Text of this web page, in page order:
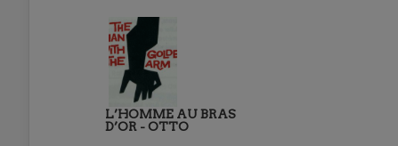
L’HOMME AU BRAS
D’OR - OTTO